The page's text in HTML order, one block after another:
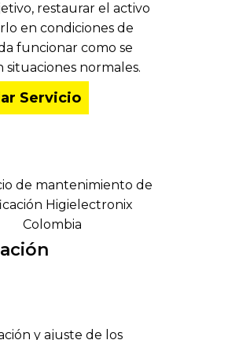
restaurar el activo
en condiciones de
funcionar como se
situaciones normales.
Servicio
y ajuste de los